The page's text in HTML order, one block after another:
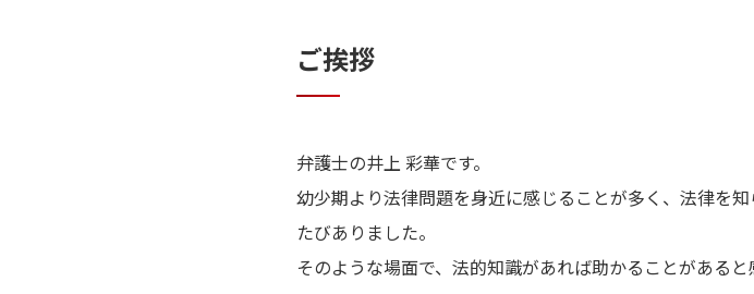
ご挨拶
弁護士の井上 彩華です。
幼少期より法律問題を身近に感じることが多く、法律を
たびありました。
そのような場面で、法的知識があれば助かることがあると